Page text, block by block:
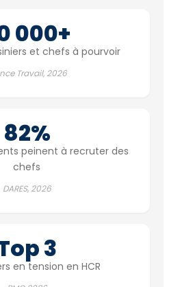
000+
et chefs à pourvoir
Travail, 2026
82%
peinent à recruter des
chefs
DARES, 2026
3
en tension en HCR